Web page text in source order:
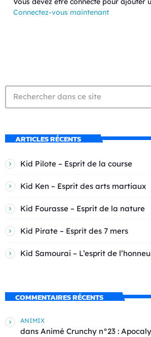
Connectez-vous maintenant
ARTICLES RÉCENTS
Kid Pilote – Esprit de la course
Kid Ken – Esprit des arts martiaux
Kid Fourasse – Esprit de la nature
Kid Pirate – Esprit des 7 mers
Kid Samourai – L’esprit de
COMMENTAIRES RÉCENTS
ANIMIX
dans Animé Crunchy n°23 :